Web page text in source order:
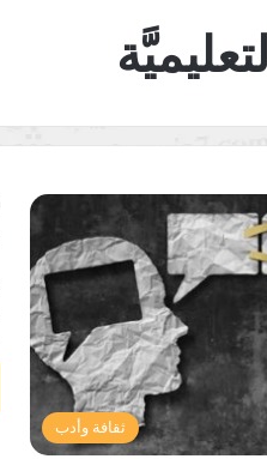
ثقافة وأدب